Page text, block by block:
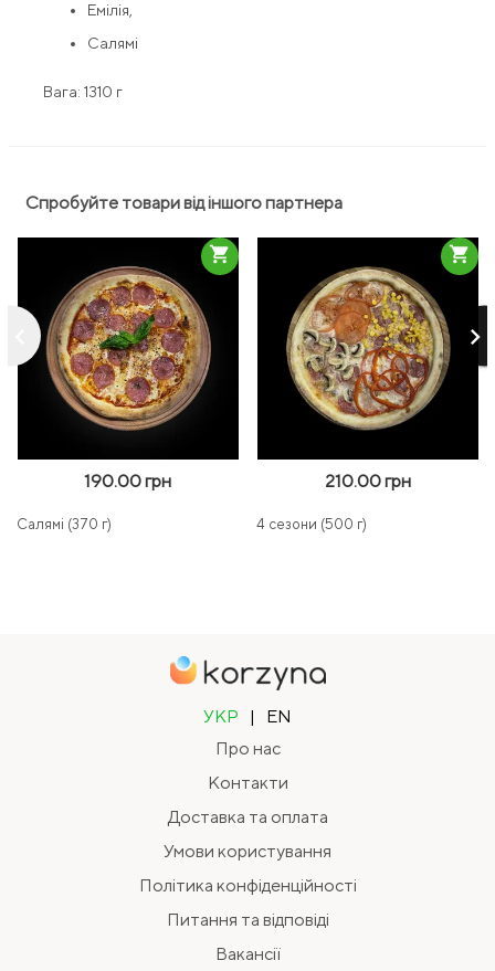
Емілія,
Салямі
Вага: 1310 г
Спробуйте товари від іншого партнера
keyboard_arrow_right
190.00 грн
Салямі (370 г)
shopping_cart
210.00 грн
4 сезони (500 г)
shopping_cart
УКР |
EN
Про нас
Контакти
Доставка та оплата
Умови користування
Політика конфіденційності
Питання та відповіді
Вакансії